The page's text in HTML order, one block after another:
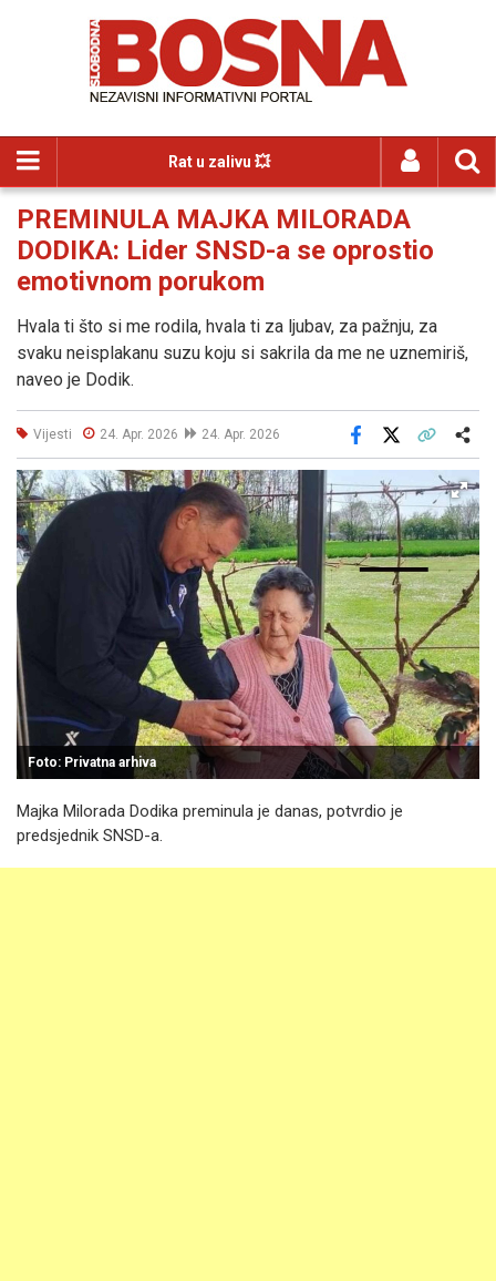
Rat u zalivu 💥
PREMINULA MAJKA MILORADA
DODIKA: Lider SNSD-a se oprostio
emotivnom porukom
Hvala ti što si me rodila, hvala ti za ljubav, za pažnju, za
svaku neisplakanu suzu koju si sakrila da me ne uznemiriš,
naveo je Dodik.
Vijesti 24. Apr. 2026 24. Apr. 2026
Facebook
Foto: Privatna arhiva
Majka Milorada Dodika preminula je danas, potvrdio je
predsjednik SNSD-a.